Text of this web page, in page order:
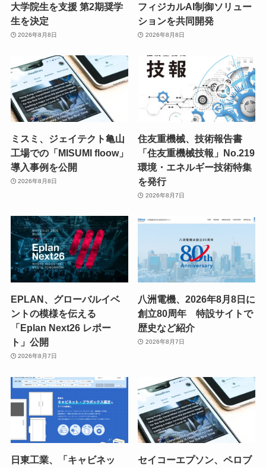
大学院生を支援 第2期奨学
生を決定
2026年8月8日
フィジカルAI制御ソリュー
ションを共同開発
2026年8月8日
ミスミ、ジェイテクト亀山
工場での「MISUMI floow」
導入事例を公開
2026年8月8日
住友重機械、技術報告書
「住友重機械技報」No.219
環境・エネルギー技術特集
を発行
2026年8月7日
EPLAN、グローバルイベ
ントの模様を伝える
「Eplan Next26 レポー
ト」公開
2026年8月7日
八洲電機、2026年8月8日に
創立80周年 特設サイトで
歴史など紹介
2026年8月7日
日東工業、「キャビネッ
セイコーエプソン、ペロブ